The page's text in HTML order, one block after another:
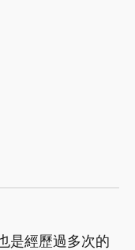
是經歷過多次的